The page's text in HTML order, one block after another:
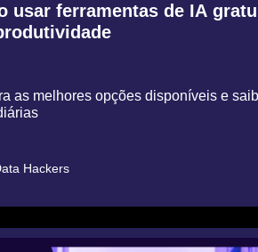
usar ferramentas de IA
as melhores opções disponíveis e
Hackers